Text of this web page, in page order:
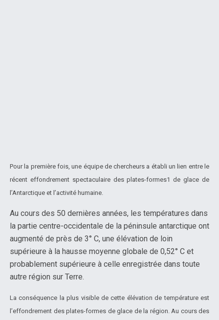
Pour la première fois, une équipe de chercheurs a établi un lien entre le
récent effondrement spectaculaire des plates-formes1 de glace de
l’Antarctique et l’activité humaine.
Au cours des 50 dernières années, les températures dans
la partie centre-occidentale de la péninsule antarctique ont
augmenté de près de 3° C, une élévation de loin
supérieure à la hausse moyenne globale de 0,52° C et
probablement supérieure à celle enregistrée dans toute
autre région sur Terre.
La conséquence la plus visible de cette élévation de température est
l’effondrement des plates-formes de glace de la région. Au cours des